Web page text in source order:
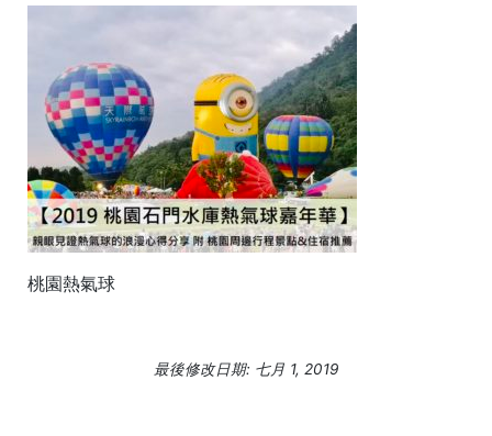
桃園熱氣球
最後修改日期: 七月 1, 2019